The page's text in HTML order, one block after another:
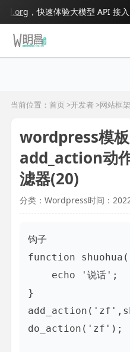
，快速体验大模型 API 接入服
当前位置：首页 >开发者 >网站框架
wordpress模
add_action动
滤器(20)
分类：Wordpress时间：
钩子
function
}
do_action('zf');